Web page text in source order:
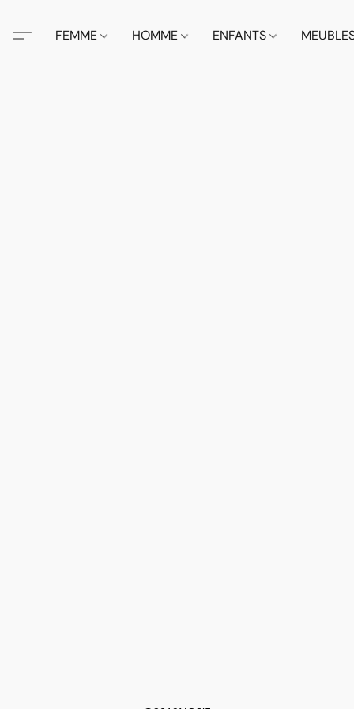
FEMME HOMME ENFANTS